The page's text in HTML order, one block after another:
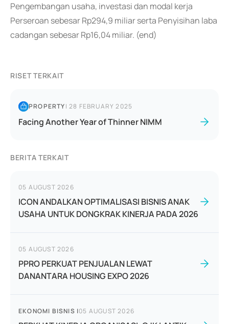
Pengembangan usaha, investasi dan modal kerja
Perseroan sebesar Rp294,9 miliar serta Penyisihan laba
cadangan sebesar Rp16,04 miliar. (end)
RISET TERKAIT
PROPERTY|28 FEBRUARY 2025
Facing Another Year of Thinner NIMM
BERITA TERKAIT
05 AUGUST 2026
ICON ANDALKAN OPTIMALISASI BISNIS ANAK
USAHA UNTUK DONGKRAK KINERJA PADA 2026
05 AUGUST 2026
PPRO PERKUAT PENJUALAN LEWAT
DANANTARA HOUSING EXPO 2026
EKONOMI BISNIS |05 AUGUST 2026